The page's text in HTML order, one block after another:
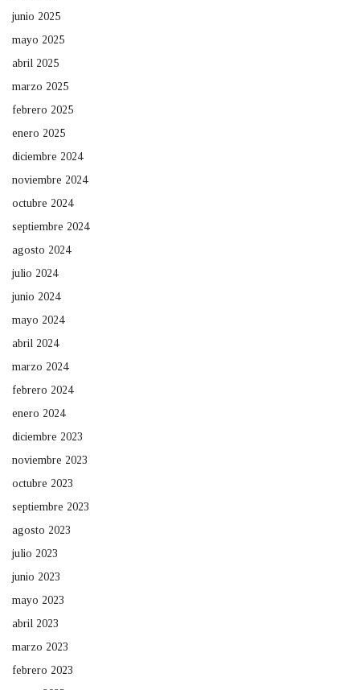
junio 2025
mayo 2025
abril 2025
marzo 2025
febrero 2025
enero 2025
diciembre 2024
noviembre 2024
octubre 2024
septiembre 2024
agosto 2024
julio 2024
junio 2024
mayo 2024
abril 2024
marzo 2024
febrero 2024
enero 2024
diciembre 2023
noviembre 2023
octubre 2023
septiembre 2023
agosto 2023
julio 2023
junio 2023
mayo 2023
abril 2023
marzo 2023
febrero 2023